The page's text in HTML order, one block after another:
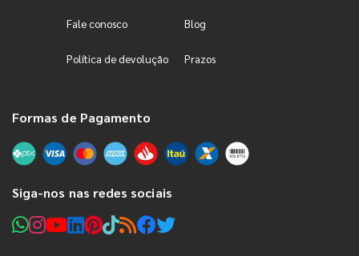
Fale conosco Blog
Política de devolução Prazos
Formas de Pagamento
Siga-nos nas redes sociais